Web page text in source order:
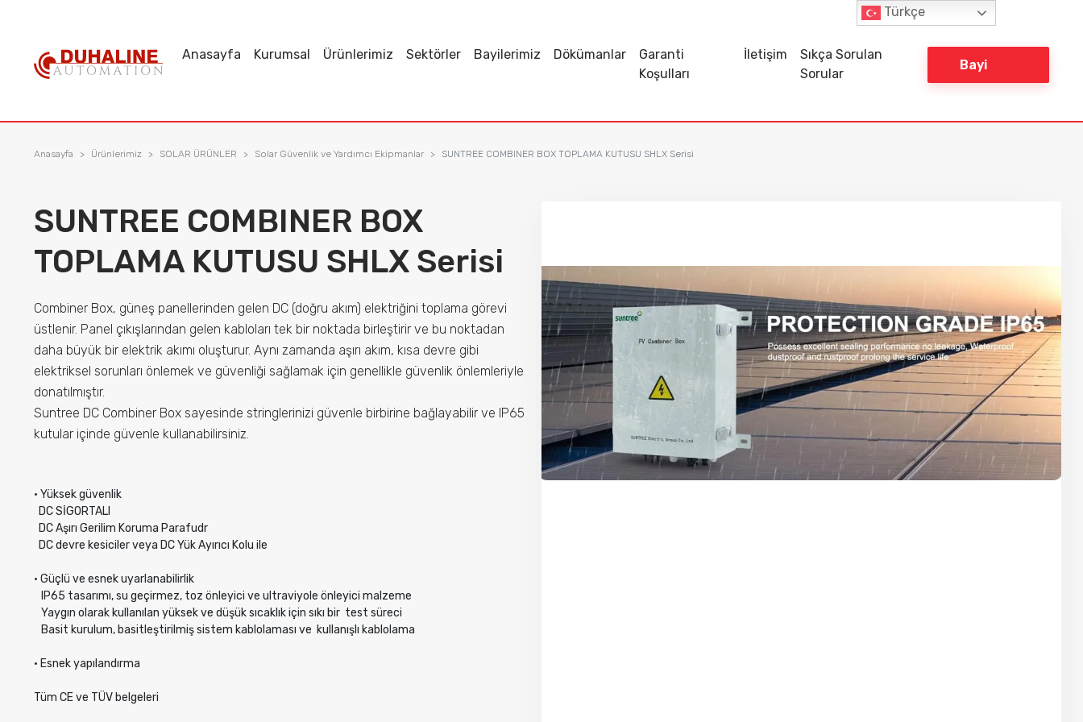
Anasayfa Kurumsal Ürünlerimiz Sektörler Bayilerimiz Dökümanlar
Garanti
Koşulları
İletişim
Sıkça Sorulan
Sorular
Bayi
Anasayfa Ürünlerimiz SOLAR ÜRÜNLER Solar Güvenlik ve Yardımcı Ekipmanlar SUNTREE COMBINER BOX TOPLAMA KUTUSU SHLX Serisi
SUNTREE COMBINER BOX
TOPLAMA KUTUSU SHLX Serisi
Combiner Box, güneş panellerinden gelen DC (doğru akım) elektriğini toplama görevi
üstlenir. Panel çıkışlarından gelen kabloları tek bir noktada birleştirir ve bu noktadan
daha büyük bir elektrik akımı oluşturur. Aynı zamanda aşırı akım, kısa devre gibi
elektriksel sorunları önlemek ve güvenliği sağlamak için genellikle güvenlik önlemleriyle
donatılmıştır.
Suntree DC Combiner Box sayesinde stringlerinizi güvenle birbirine bağlayabilir ve IP65
kutular içinde güvenle kullanabilirsiniz.
• Yüksek güvenlik
  DC SİGORTALI
  DC Aşırı Gerilim Koruma Parafudr
  DC devre kesiciler veya DC Yük Ayırıcı Kolu ile
• Güçlü ve esnek uyarlanabilirlik
   IP65 tasarımı, su geçirmez, toz önleyici ve ultraviyole önleyici malzeme
   Yaygın olarak kullanılan yüksek ve düşük sıcaklık için sıkı bir  test süreci
   Basit kurulum, basitleştirilmiş sistem kablolaması ve  kullanışlı kablolama
• Esnek yapılandırma
Tüm CE ve TÜV belgeleri
Türkçe